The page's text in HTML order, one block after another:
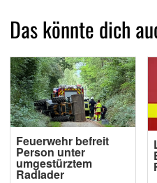
Das könnte dich
Feuerwehr befreit
Person unter
umgestürztem
Radlader